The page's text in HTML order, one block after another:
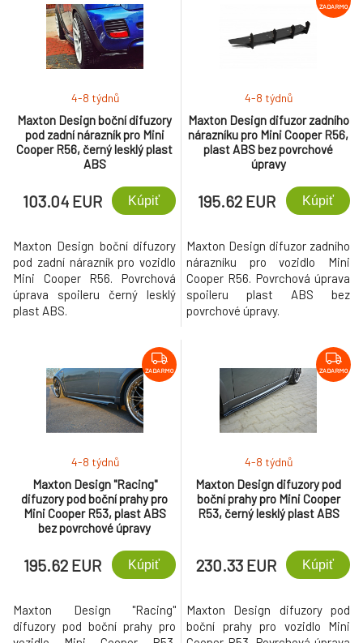
Maxton Design boční difuzory
pod zadní nárazník pro Mini
Cooper R56, černý lesklý plast
ABS
4-8 týdnů
103.04 EUR Kúpiť
Maxton Design boční difuzory
pod zadní nárazník pro vozidlo
Mini Cooper R56. Povrchová
úprava spoileru černý lesklý
plast ABS.
ZADARMO
Maxton Design difuzor zadního
nárazníku pro Mini Cooper R56,
plast ABS bez povrchové
úpravy
4-8 týdnů
195.62 EUR Kúpiť
Maxton Design difuzor zadního
nárazníku pro vozidlo Mini
Cooper R56. Povrchová úprava
spoileru plast ABS bez
povrchové úpravy.
ZADARMO
Maxton Design "Racing"
difuzory pod boční prahy pro
Mini Cooper R53, plast ABS
bez povrchové úpravy
4-8 týdnů
195.62 EUR Kúpiť
Maxton Design "Racing"
difuzory pod boční prahy pro
ZADARMO
Maxton Design difuzory pod
boční prahy pro Mini Cooper
R53, černý lesklý plast ABS
4-8 týdnů
230.33 EUR Kúpiť
Maxton Design difuzory pod
boční prahy pro vozidlo Mini